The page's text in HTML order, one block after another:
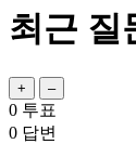
최근 질
0 투표
0 답변